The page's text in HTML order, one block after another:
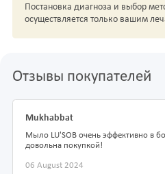
Постановка диагноза и выбор
осуществляется только вашим
Отзывы покупателей
Mukhabbat
Мыло LU'SOB очень эффективно в
довольна покупкой!
06 August 2024